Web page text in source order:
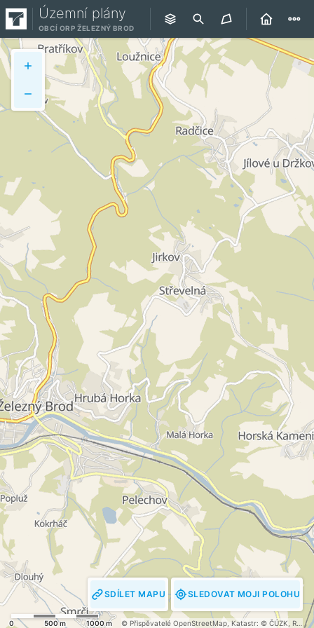
Územní plány
OBCÍ ORP ŽELEZNÝ BROD
SDÍLET MAPU SLEDOVAT MOJI POLOHU
0 500 m 1000 m © Přispěvatelé OpenStreetMap Katastr: © ČÚZK RÚIAN: © ČÚZK